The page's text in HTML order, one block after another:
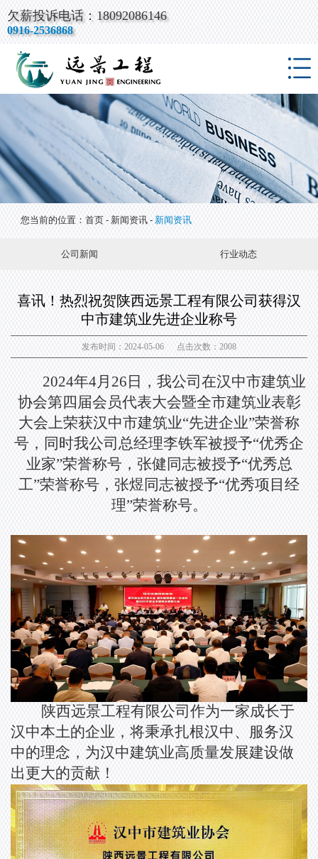
欠薪投诉电话：18092086146
0916-2536868
网站首页
公司资质
工程案例
视频专区
新闻资讯
联系我们
您当前的位置： 首页 - 新闻资讯- 新闻资讯
公司新闻 行业动态
喜讯！热烈祝贺陕西远景工程有限公司获得汉
中市建筑业先进企业称号
发布时间：2024-05-06 点击次数：2008
2024年4月26日，我公司在汉中市建筑业
协会第四届会员代表大会暨全市建筑业表彰
大会上荣获汉中市建筑业“先进企业”荣誉称
号，同时我公司总经理李铁军被授予“优秀企
业家”荣誉称号，张健同志被授予“优秀总
工”荣誉称号，张煜同志被授予“优秀项目经
理”荣誉称号。
陕西远景工程有限公司作为一家成长于
汉中本土的企业，将秉承扎根汉中、服务汉
中的理念，为汉中建筑业高质量发展建设做
出更大的贡献！